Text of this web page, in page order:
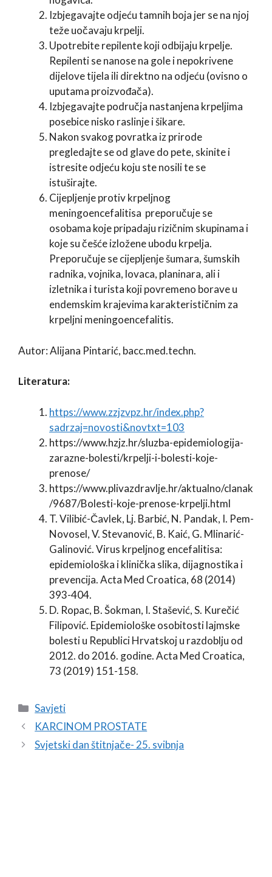
Izbjegavajte odjeću tamnih boja jer se na njoj
teže uočavaju krpelji.
Upotrebite repilente koji odbijaju krpelje.
Repilenti se nanose na gole i nepokrivene
dijelove tijela ili direktno na odjeću (ovisno o
uputama proizvođača).
Izbjegavajte područja nastanjena krpeljima
posebice nisko raslinje i šikare.
Nakon svakog povratka iz prirode
pregledajte se od glave do pete, skinite i
istresite odjeću koju ste nosili te se
istuširajte.
Cijepljenje protiv krpeljnog
meningoencefalitisa preporučuje se
osobama koje pripadaju rizičnim skupinama i
koje su češće izložene ubodu krpelja.
Preporučuje se cijepljenje šumara, šumskih
radnika, vojnika, lovaca, planinara, ali i
izletnika i turista koji povremeno borave u
endemskim krajevima karakterističnim za
krpeljni meningoencefalitis.
Autor: Alijana Pintarić, bacc.med.techn.
Literatura:
https://www.zzjzvpz.hr/index.php?
sadrzaj=novosti&novtxt=103
https://www.hzjz.hr/sluzba-epidemiologija-
zarazne-bolesti/krpelji-i-bolesti-koje-
prenose/
https://www.plivazdravlje.hr/aktualno/clanak
/9687/Bolesti-koje-prenose-krpelji.html
T. Vilibić-Čavlek, Lj. Barbić, N. Pandak, I. Pem-
Novosel, V. Stevanović, B. Kaić, G. Mlinarić-
Galinović. Virus krpeljnog encefalitisa:
epidemiološka i klinička slika, dijagnostika i
prevencija. Acta Med Croatica, 68 (2014)
393-404.
D. Ropac, B. Šokman, I. Stašević, S. Kurečić
Filipović. Epidemiološke osobitosti lajmske
bolesti u Republici Hrvatskoj u razdoblju od
2012. do 2016. godine. Acta Med Croatica,
73 (2019) 151-158.
Savjeti
KARCINOM PROSTATE
Svjetski dan štitnjače- 25. svibnja